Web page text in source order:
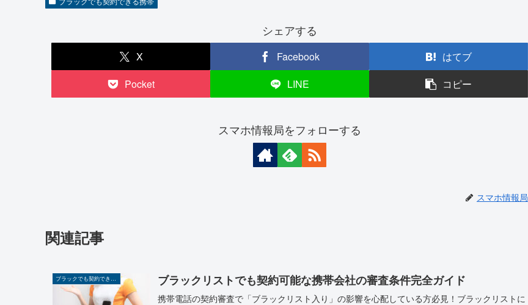
シェアする
X Facebook
はてブ
Pocket
LINE コピー
スマホ情報局をフォローする
スマホ情報局
関連記事
ブラックでも契約できる携帯 ブラックリストでも契約可能な携帯会社の審査条件完全ガイド
携帯電話の契約審査で「ブラックリスト入り」の影響を心配している方必見！ブラックリストに